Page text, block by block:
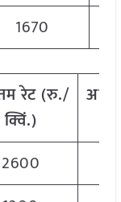
1670
रेट (रु./
क्विं.)
2600